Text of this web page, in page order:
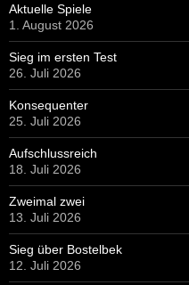
Aktuelle Spiele
1. August 2026
Sieg im ersten Test
26. Juli 2026
Konsequenter
25. Juli 2026
Aufschlussreich
18. Juli 2026
Zweimal zwei
13. Juli 2026
Sieg über Bostelbek
12. Juli 2026